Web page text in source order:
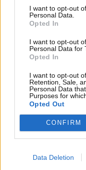
I want to opt-out
Personal Data.
Opted In
I want to opt-out
Personal Data for
Opted In
I want to opt-out
Retention, Sale,
Personal Data
Purposes for
Opted Out
CONFIRM
Data Deletion
La prima
News) –